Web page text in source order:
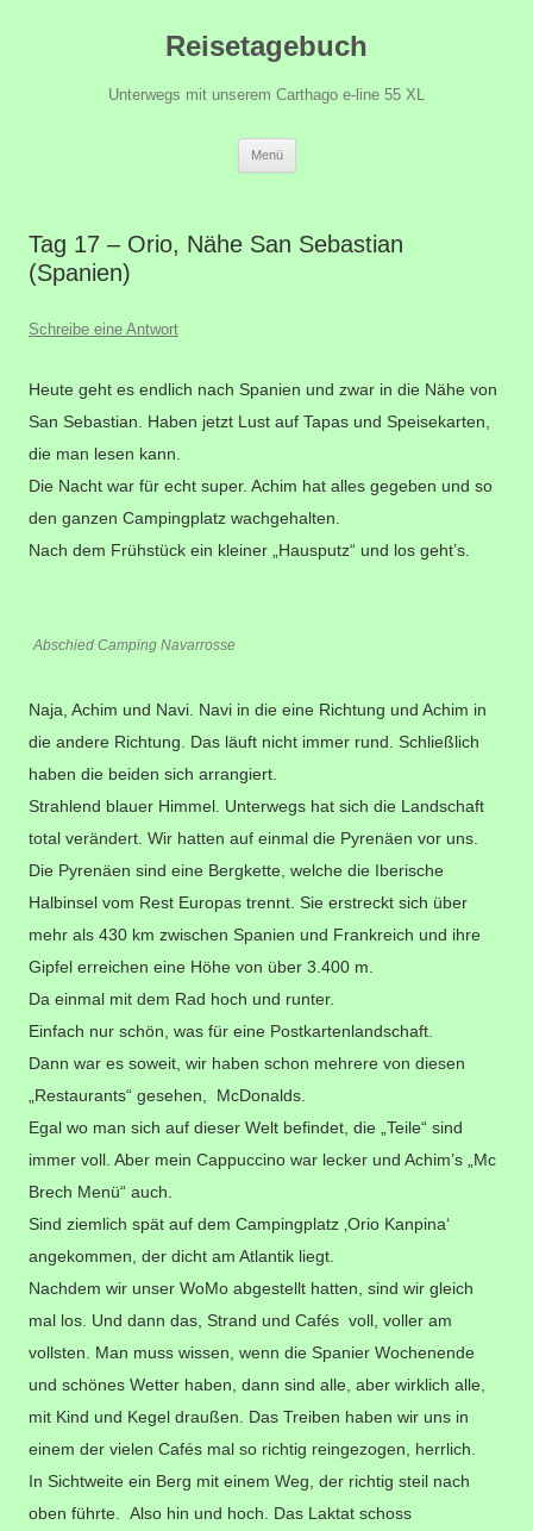
Reisetagebuch
Unterwegs mit unserem Carthago e-line 55 XL
Menü
Tag 17 – Orio, Nähe San Sebastian
(Spanien)
Schreibe eine Antwort
Heute geht es endlich nach Spanien und zwar in die Nähe von
San Sebastian. Haben jetzt Lust auf Tapas und Speisekarten,
die man lesen kann.
Die Nacht war für echt super. Achim hat alles gegeben und so
den ganzen Campingplatz wachgehalten.
Nach dem Frühstück ein kleiner „Hausputz“ und los geht’s.
Abschied Camping Navarrosse
Naja, Achim und Navi. Navi in die eine Richtung und Achim in
die andere Richtung. Das läuft nicht immer rund. Schließlich
haben die beiden sich arrangiert.
Strahlend blauer Himmel. Unterwegs hat sich die Landschaft
total verändert. Wir hatten auf einmal die Pyrenäen vor uns.
Die Pyrenäen sind eine Bergkette, welche die Iberische
Halbinsel vom Rest Europas trennt. Sie erstreckt sich über
mehr als 430 km zwischen Spanien und Frankreich und ihre
Gipfel erreichen eine Höhe von über 3.400 m.
Da einmal mit dem Rad hoch und runter.
Einfach nur schön, was für eine Postkartenlandschaft.
Dann war es soweit, wir haben schon mehrere von diesen
„Restaurants“ gesehen, McDonalds.
Egal wo man sich auf dieser Welt befindet, die „Teile“ sind
immer voll. Aber mein Cappuccino war lecker und Achim’s „Mc
Brech Menü“ auch.
Sind ziemlich spät auf dem Campingplatz ‚Orio Kanpina‘
angekommen, der dicht am Atlantik liegt.
Nachdem wir unser WoMo abgestellt hatten, sind wir gleich
mal los. Und dann das, Strand und Cafés voll, voller am
vollsten. Man muss wissen, wenn die Spanier Wochenende
und schönes Wetter haben, dann sind alle, aber wirklich alle,
mit Kind und Kegel draußen. Das Treiben haben wir uns in
einem der vielen Cafés mal so richtig reingezogen, herrlich.
In Sichtweite ein Berg mit einem Weg, der richtig steil nach
oben führte. Also hin und hoch. Das Laktat schoss